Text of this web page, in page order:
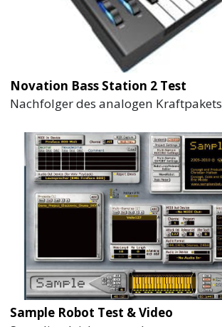
Novation Bass Station 2 Test
Nachfolger des analogen Kraftpakets
Sample Robot Test & Video